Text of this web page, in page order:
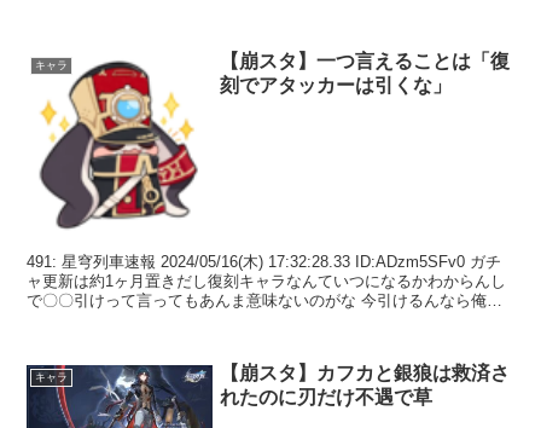
キャラ
【崩スタ】一つ言えることは「復
刻でアタッカーは引くな」
491: 星穹列車速報 2024/05/16(木) 17:32:28.33 ID:ADzm5SFv0 ガチ
ャ更新は約1ヶ月置きだし復刻キャラなんていつになるかわからんし
で〇〇引けって言ってもあんま意味ないのがな 今引けるんなら俺だ
キャラ
【崩スタ】カフカと銀狼は救済さ
れたのに刃だけ不遇で草